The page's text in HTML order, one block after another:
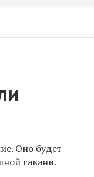
Оно будет
гавани.